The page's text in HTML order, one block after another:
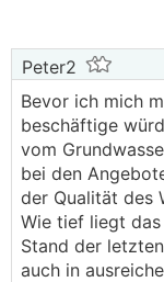
Peter2
Bevor ich mich
beschäftige
vom
bei den
der Qualität des
Wie tief liegt
Stand der
auch in